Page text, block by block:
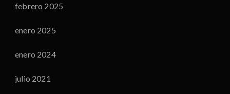
febrero 2025
enero 2025
enero 2024
julio 2021